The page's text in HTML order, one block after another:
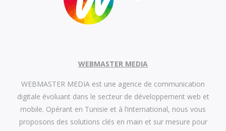
WEBMASTER MEDIA
WEBMASTER MEDIA est une agence de communication
digitale évoluant dans le secteur de développement web et
mobile. Opérant en Tunisie et à l’international, nous vous
proposons des solutions clés en main et sur mesure pour